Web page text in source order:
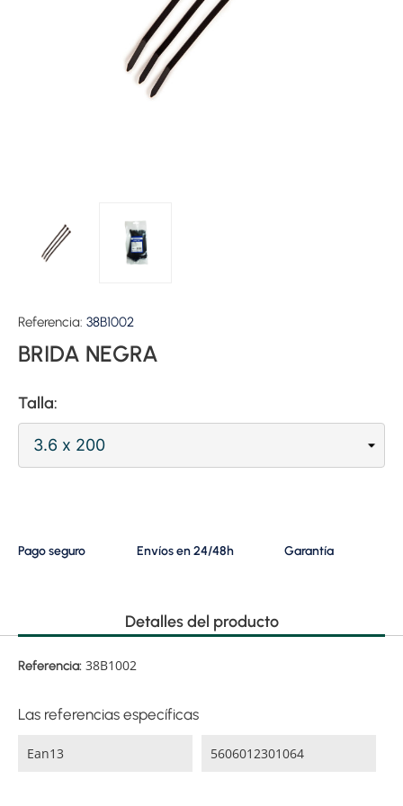
Referencia: 38B1002
BRIDA NEGRA
Talla:
Pago seguro Envíos en 24/48h Garantía
Detalles del producto
Referencia: 38B1002
Las referencias específicas
Ean13 5606012301064